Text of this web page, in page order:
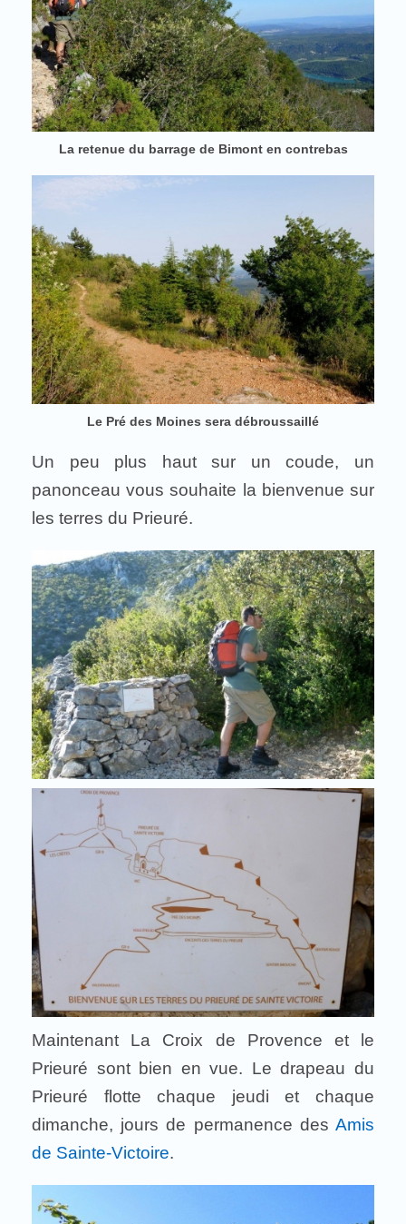
La retenue du barrage de Bimont en contrebas
Le Pré des Moines sera débroussaillé
Un peu plus haut sur un coude, un
panonceau vous souhaite la bienvenue sur
les terres du Prieuré.
Maintenant La Croix de Provence et le
Prieuré sont bien en vue. Le drapeau du
Prieuré flotte chaque jeudi et chaque
dimanche, jours de permanence des Amis
de Sainte-Victoire.